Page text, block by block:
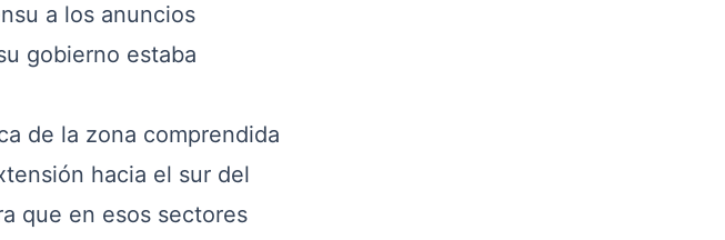
a los anuncios
gobierno estaba
de la zona comprendida
hacia el sur del
que en esos sectores